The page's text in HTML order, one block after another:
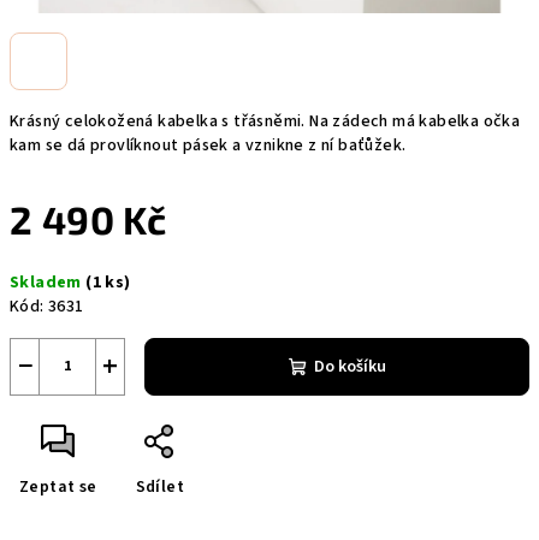
Krásný celokožená kabelka s třásněmi. Na zádech má kabelka očka
kam se dá provlíknout pásek a vznikne z ní baťůžek.
2 490 Kč
cena:
Skladem (1 ks)
Kód: 3631
+
− Do košíku
Zeptat se Sdílet